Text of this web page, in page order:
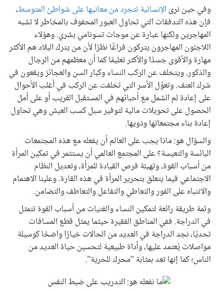
وفي حين نرى الإنسانية تتجرد من معانيها على شواطئ المتوسط،
فإن هذه التدفقات التي تحاول العبور المحفوف بالمخاطر لا تشبه
المهاجرين ولكنها عبارة عن موجات تسونامي بشري. وهؤلاء
اللاجئون المهاجرون يتركون فراغًا نظرًا لأن من يترك البلاد هم الأكثر
مهارة والأقوى جسدًا والأكثر تعليمًا كما أن معظمهم من الرجال
والذكور. ويتخلف عن الركب النساء وكبار السن والعجائز ويقعون في
شرك العنف. وتعوِّل الأسر التي تخلفت عن الركب في أغلب الأحوال
على إعادة لم الشمل مع أحبائهم في المستقبل القريب أو على أمل
الحصول على تحويلات مالية لتوفير سبل كسب العيش وهي تحاول
إعادة بناء مجتمعاتها وذويها.
والسؤال هو: ماذا يجب على العالم أن يفعله مع هذه المجتمعات
البائسة والتعيسة؟ على المجتمع العالمي أن يستثمر في تمكين المرأة
من أسباب القوة، وتهيئة فرص القيادة للمرأة، وتعديل النظام
الاجتماعي فيما يتعلق بتحرير المرأة في هذه القارة. وعلينا الاهتمام
والانتباه على الفور والتعاطي والتفاعل والتعاطف والتضامن.
وثمة طريقة رائعة لتمكين النساء والفتيات من أسباب القوة تتمثل
في الدراجة. ففي المناطق الفقيرة حيثما يمثل قطع المسافات
تحديًا، نجد الدراجة في العديد من الحالات خيارًا واضحًا كوسيلة
مواصلات يُعتمد عليها، وأداة طبيعية لتحسين حياة العديد من
الناس؛ كما إنها تعد بمثابة "محرك للحرية".